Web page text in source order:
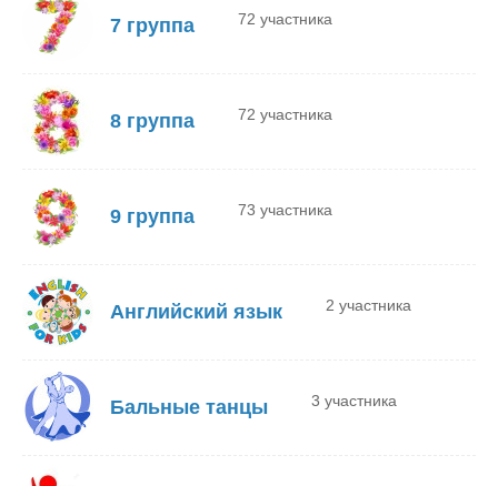
7 группа 72 участника
8 группа 72 участника
9 группа 73 участника
Английский язык 2 участника
Бальные танцы 3 участника